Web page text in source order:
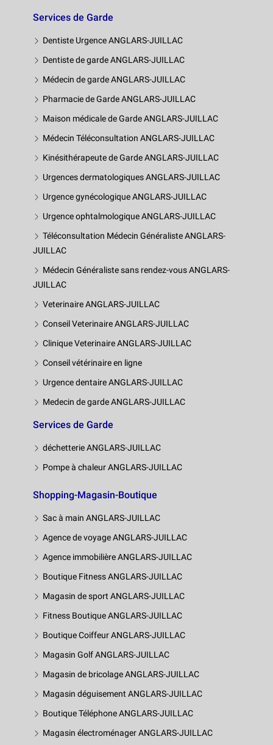
Services de Garde
Dentiste Urgence ANGLARS-JUILLAC
Dentiste de garde ANGLARS-JUILLAC
Médecin de garde ANGLARS-JUILLAC
Pharmacie de Garde ANGLARS-JUILLAC
Maison médicale de Garde ANGLARS-JUILLAC
Médecin Téléconsultation ANGLARS-JUILLAC
Kinésithérapeute de Garde ANGLARS-JUILLAC
Urgences dermatologiques ANGLARS-JUILLAC
Urgence gynécologique ANGLARS-JUILLAC
Urgence ophtalmologique ANGLARS-JUILLAC
Téléconsultation Médecin Généraliste ANGLARS-
JUILLAC
Médecin Généraliste sans rendez-vous ANGLARS-
JUILLAC
Veterinaire ANGLARS-JUILLAC
Conseil Veterinaire ANGLARS-JUILLAC
Clinique Veterinaire ANGLARS-JUILLAC
Conseil vétérinaire en ligne
Urgence dentaire ANGLARS-JUILLAC
Medecin de garde ANGLARS-JUILLAC
Services de Garde
déchetterie ANGLARS-JUILLAC
Pompe à chaleur ANGLARS-JUILLAC
Shopping-Magasin-Boutique
Sac à main ANGLARS-JUILLAC
Agence de voyage ANGLARS-JUILLAC
Agence immobilière ANGLARS-JUILLAC
Boutique Fitness ANGLARS-JUILLAC
Magasin de sport ANGLARS-JUILLAC
Fitness Boutique ANGLARS-JUILLAC
Boutique Coiffeur ANGLARS-JUILLAC
Magasin Golf ANGLARS-JUILLAC
Magasin de bricolage ANGLARS-JUILLAC
Magasin déguisement ANGLARS-JUILLAC
Boutique Téléphone ANGLARS-JUILLAC
Magasin électroménager ANGLARS-JUILLAC